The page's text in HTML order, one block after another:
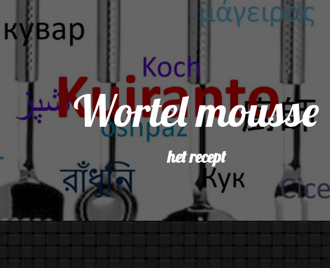
Wortel mousse
het recept